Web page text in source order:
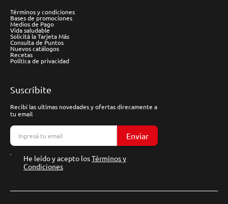
Términos y condiciones
Bases de promociones
Medios de Pago
Vida saludable
Solicitá la Tarjeta Más
Consulta de Puntos
Nuevos catálogos
Recetas
Política de privacidad
Suscríbite
Recibí las ultimas novedades y ofertas direcamente a
tu email
Enviar
He leído y acepto losTérminos y
Condiciones